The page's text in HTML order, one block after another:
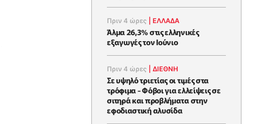
Πριν 4 ώρες ΕΛΛΆΔΑ
Άλμα 26,3% στις ελληνικές
εξαγωγές τον Ιούνιο
Πριν 4 ώρες |ΔΙΕΘΝΗ
Σε υψηλό τριετίας οι τιμές στα
τρόφιμα - Φόβοι για ελλείψεις σε
σιτηρά και προβλήματα στην
εφοδιαστική αλυσίδα